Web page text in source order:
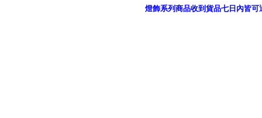
燈飾系列商品收到貨品七日內皆